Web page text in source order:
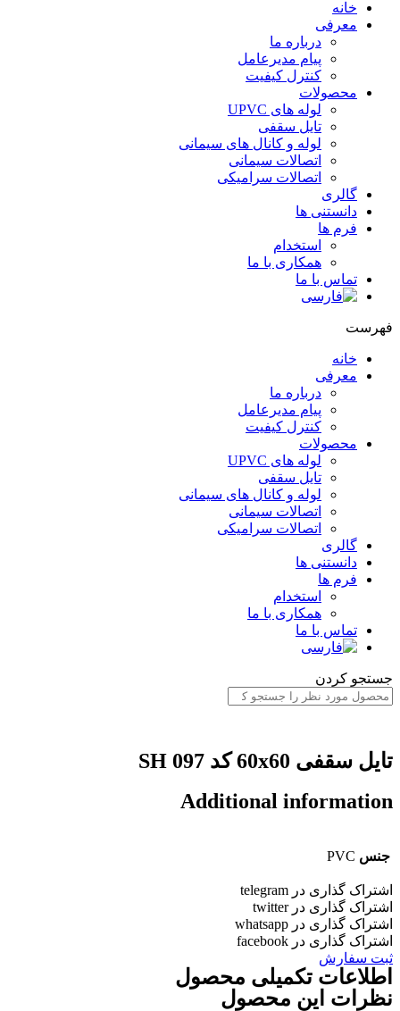
خانه
معرفی
درباره ما
پیام مدیرعامل
کنترل کیفیت
محصولات
لوله های UPVC
تایل سقفی
لوله و کانال های سیمانی
اتصالات سیمانی
اتصالات سرامیکی
گالری
دانستنی ها
فرم ها
استخدام
همکاری با ما
تماس با ما
فهرست
خانه
معرفی
درباره ما
پیام مدیرعامل
کنترل کیفیت
محصولات
لوله های UPVC
تایل سقفی
لوله و کانال های سیمانی
اتصالات سیمانی
اتصالات سرامیکی
گالری
دانستنی ها
فرم ها
استخدام
همکاری با ما
تماس با ما
جستجو کردن
تایل سقفی 60x60 کد SH 097
Additional information
جنس PVC
اشتراک گذاری در telegram
اشتراک گذاری در twitter
اشتراک گذاری در whatsapp
اشتراک گذاری در facebook
ثبت سفارش
اطلاعات تکمیلی محصول
نظرات این محصول